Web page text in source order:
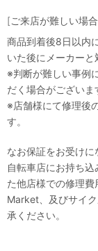
[ご来店が難しい場
商品到着後8日以内
いた後にメーカーと
※判断が難しい事例
だく場合がございま
※店舗様にて修理後
す。
なお保証をお受け
自転車店にお持ち
た他店様での修理
Market、及びサイ
承ください。